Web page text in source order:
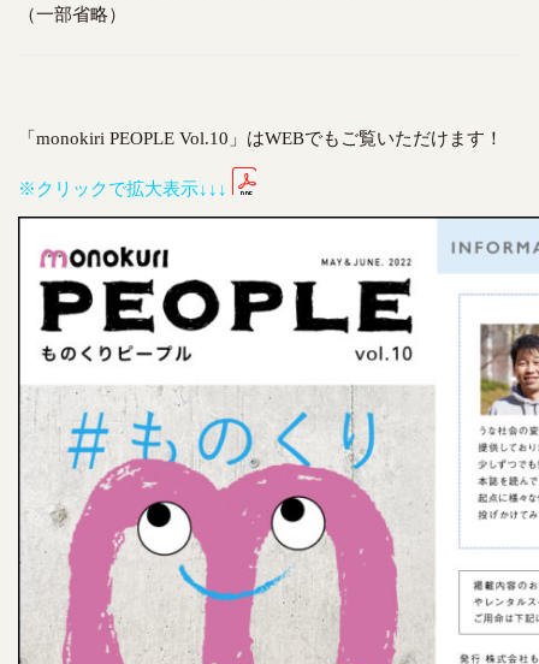
（一部省略）
「monokiri PEOPLE Vol.10」はWEBでもご覧いただけます！
※クリックで拡大表示↓↓↓